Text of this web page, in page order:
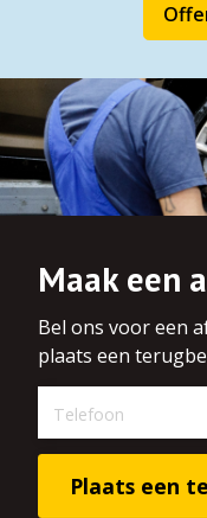
Maak een
Bel ons voor een
plaats een